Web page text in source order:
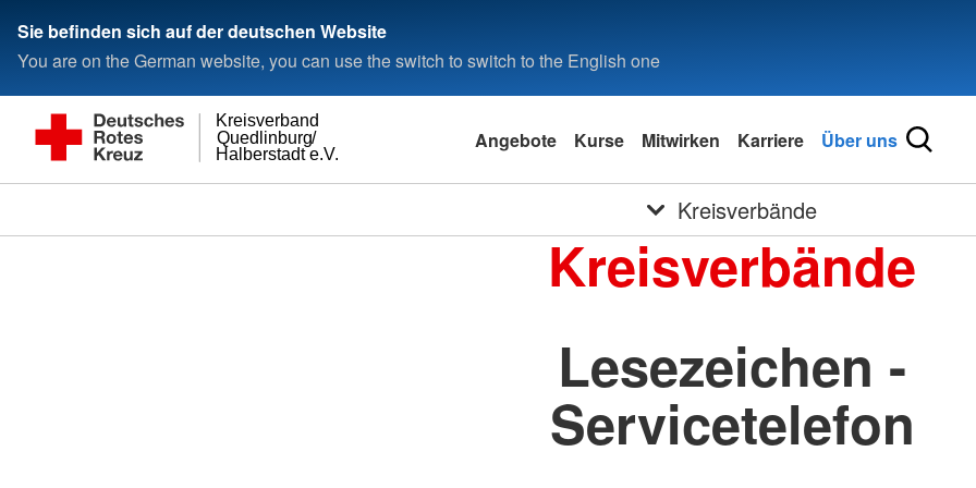
Sie befinden sich auf der deutschen Website
You are on the German website, you can use the switch to switch to the English one
Halberstadt e.V.
Quedlinburg/
Kreisverband
Angebote Kurse Mitwirken Karriere Über uns
Kreisverbände
Kreisverbände
Lesezeichen -
Servicetelefon